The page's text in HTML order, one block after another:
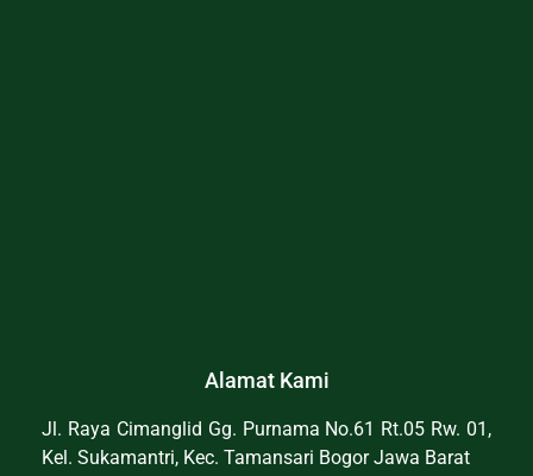
Alamat Kami
Jl. Raya Cimanglid Gg. Purnama No.61 Rt.05 Rw. 01,
Kel. Sukamantri, Kec. Tamansari Bogor Jawa Barat